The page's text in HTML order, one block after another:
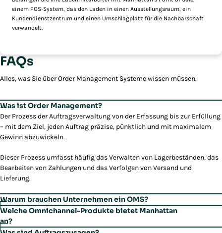
einem POS-System, das den Laden in einen Ausstellungsraum, ein
Kundendienstzentrum und einen Umschlagplatz für die Nachbarschaft
verwandelt.
FAQs
Alles, was Sie über Order Management Systeme wissen müssen.
Was ist Order Management?
Der Prozess der Auftragsverwaltung von der Erfassung bis zur Erfüllung
– mit dem Ziel, jeden Auftrag präzise, pünktlich und mit maximalem
Gewinn abzuwickeln.
Dieser Prozess umfasst häufig das Verwalten von Lagerbeständen, das
Bearbeiten von Zahlungen und das Verfolgen von Versand und
Lieferung.
Warum brauchen Unternehmen ein OMS?
OMS rationalisiert die Auftragsabwicklung und garantiert genaue
Auftragszusagen.
Welche Omnichannel-Produkte bietet Manhattan
an?